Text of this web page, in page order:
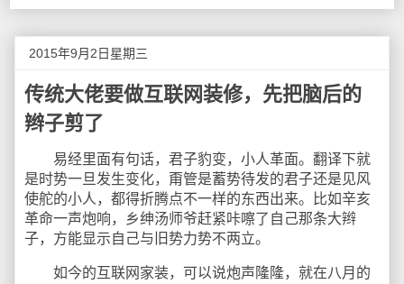
2015年9月2日星期三
传统大佬要做互联网装修，先把脑后的
辫子剪了
易经里面有句话，君子豹变，小人革面。翻译下就
是时势一旦发生变化，甭管是蓄势待发的君子还是见风
使舵的小人，都得折腾点不一样的东西出来。比如辛亥
革命一声炮响，乡绅汤师爷赶紧咔嚓了自己那条大辫
子，方能显示自己与旧势力势不两立。
如今的互联网家装，可以说炮声隆隆，就在八月的